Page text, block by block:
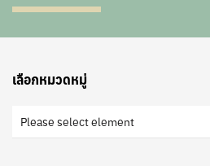
เลือกหมวดหมู่